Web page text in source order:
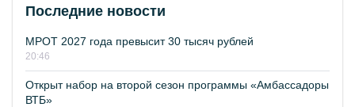
Последние новости
МРОТ 2027 года превысит 30 тысяч рублей
20:46
Открыт набор на второй сезон программы «Амбассадоры
ВТБ»